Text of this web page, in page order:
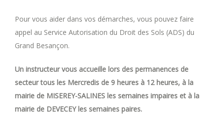
Pour vous aider dans vos démarches, vous pouvez faire
appel au Service Autorisation du Droit des Sols (ADS) du
Grand Besançon.
Un instructeur vous accueille lors des permanences de
secteur tous les Mercredis de 9 heures à 12 heures, à la
mairie de MISEREY-SALINES les semaines impaires et à la
mairie de DEVECEY les semaines paires.